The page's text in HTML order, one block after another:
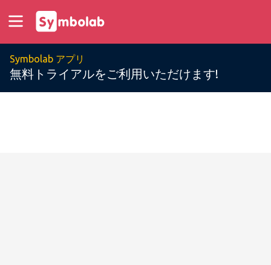
Symbolab アプリ
無料トライアルをご利用いただけます!